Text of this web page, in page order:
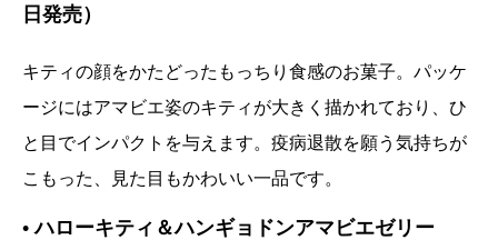
日発売）
キティの顔をかたどったもっちり食感のお菓子。パッケ
ージにはアマビエ姿のキティが大きく描かれており、ひ
と目でインパクトを与えます。疫病退散を願う気持ちが
こもった、見た目もかわいい一品です。
•ハローキティ＆ハンギョドンアマビエゼリー